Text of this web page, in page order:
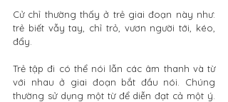
Cử chỉ thường thấy ở trẻ giai đoạn này như:
trẻ biết vẫy tay, chỉ trỏ, vươn người tới, kéo,
đẩy.
Trẻ tập đi có thể nói lẫn các âm thanh và từ
với nhau ở giai đoạn bắt đầu nói. Chúng
thường sử dụng một từ để diễn đạt cả một ý.